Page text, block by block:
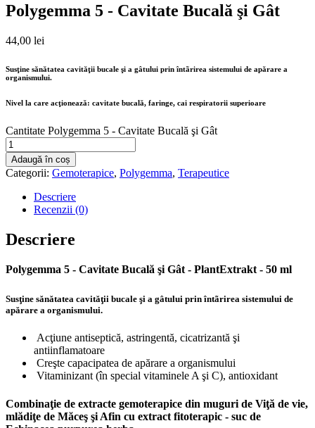
Polygemma 5 - Cavitate Bucală şi Gât
44,00 lei
Susţine sănătatea cavităţii bucale şi a gâtului prin întãrirea sistemului de apărare a
organismului.
Nivel la care acţionează: cavitate bucală, faringe, cai respiratorii superioare
Cantitate Polygemma 5 - Cavitate Bucală şi Gât
Adaugă în coș
Categorii: Gemoterapice, Polygemma, Terapeutice
Descriere
Recenzii (0)
Descriere
Polygemma 5 - Cavitate Bucală şi Gât - PlantExtrakt - 50 ml
Susţine sănătatea cavităţii bucale şi a gâtului prin întãrirea sistemului de
apărare a organismului.
Acţiune antiseptică, astringentă, cicatrizantă şi
antiinflamatoare
Creşte capacipatea de apărare a organismului
Vitaminizant (în special vitaminele A şi C), antioxidant
Combinaţie de extracte gemoterapice din muguri de Viţă de vie,
mlădiţe de Măceş şi Afin cu extract fitoterapic - suc de